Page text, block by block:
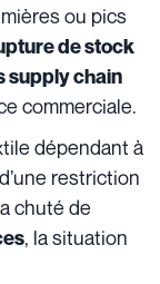
ou pics
de stock
supply chain
commerciale.
dépendant à
restriction
chuté de
, la situation